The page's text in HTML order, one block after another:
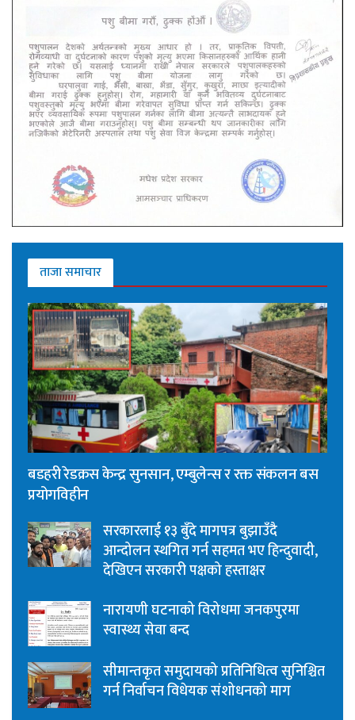
ताजा समाचार
बडहरी रेडक्रस केन्द्र सुनसान, एम्बुलेन्स र रक्त संकलन बस
प्रयोगविहीन
सरकारलाई १३ बुँदे मागपत्र बुझाउँदै
आन्दोलन स्थगित गर्न सहमत भए हिन्दुवादी,
देखिएन सरकारी पक्षको हस्ताक्षर
नारायणी घटनाको विरोधमा जनकपुरमा
स्वास्थ्य सेवा बन्द
सीमान्तकृत समुदायको प्रतिनिधित्व सुनिश्चित
गर्न निर्वाचन विधेयक संशोधनको माग